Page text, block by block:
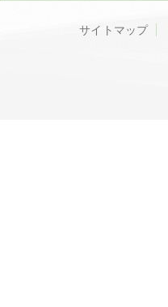
サイトマップ